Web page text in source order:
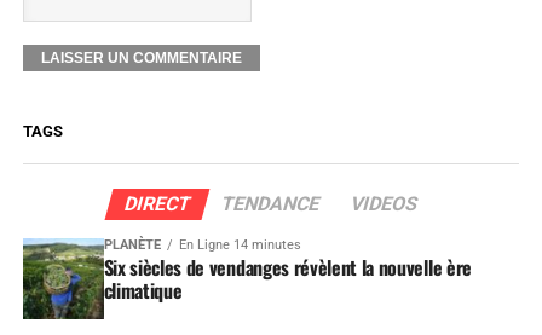
TAGS
DIRECT TENDANCE VIDEOS
PLANÈTE En Ligne 14 minutes
Six siècles de vendanges révèlent la nouvelle ère
climatique